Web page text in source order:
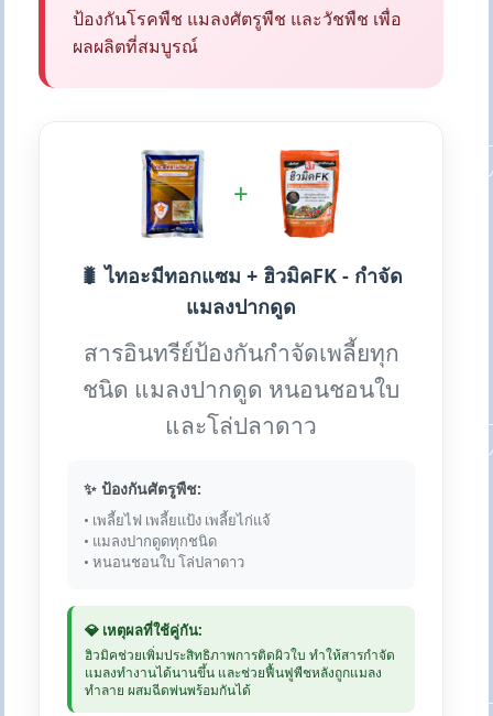
ป้องกันโรคพืช แมลงศัตรูพืช และวัชพืช เพื่อ
ผลผลิตที่สมบูรณ์
+
🐛 ไทอะมีทอกแซม + ฮิวมิคFK - กำจัด
แมลงปากดูด
สารอินทรีย์ป้องกันกำจัดเพลี้ยทุก
ชนิด แมลงปากดูด หนอนชอนใบ
และโล่ปลาดาว
✨ ป้องกันศัตรูพืช:
• เพลี้ยไฟ เพลี้ยแป้ง เพลี้ยไก่แจ้
• แมลงปากดูดทุกชนิด
• หนอนชอนใบ โล่ปลาดาว
💎 เหตุผลที่ใช้คู่กัน:
ฮิวมิคช่วยเพิ่มประสิทธิภาพการติดผิวใบ ทำให้สารกำจัด
แมลงทำงานได้นานขึ้น และช่วยฟื้นฟูพืชหลังถูกแมลง
ทำลาย ผสมฉีดพ่นพร้อมกันได้